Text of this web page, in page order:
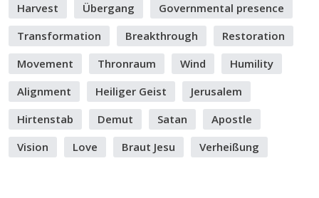
Harvest
Übergang
Governmental presence
Transformation
Breakthrough
Restoration
Movement
Thronraum Wind
Humility
Alignment
Heiliger Geist
Jerusalem
Hirtenstab
Demut Satan
Apostle
Vision
Love Braut Jesu Verheißung